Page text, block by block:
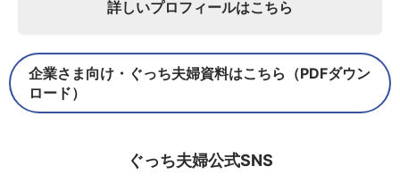
詳しいプロフィールはこちら
企業さま向け・ぐっち夫婦資料はこちら（PDFダウン
ロード）
ぐっち夫婦公式SNS